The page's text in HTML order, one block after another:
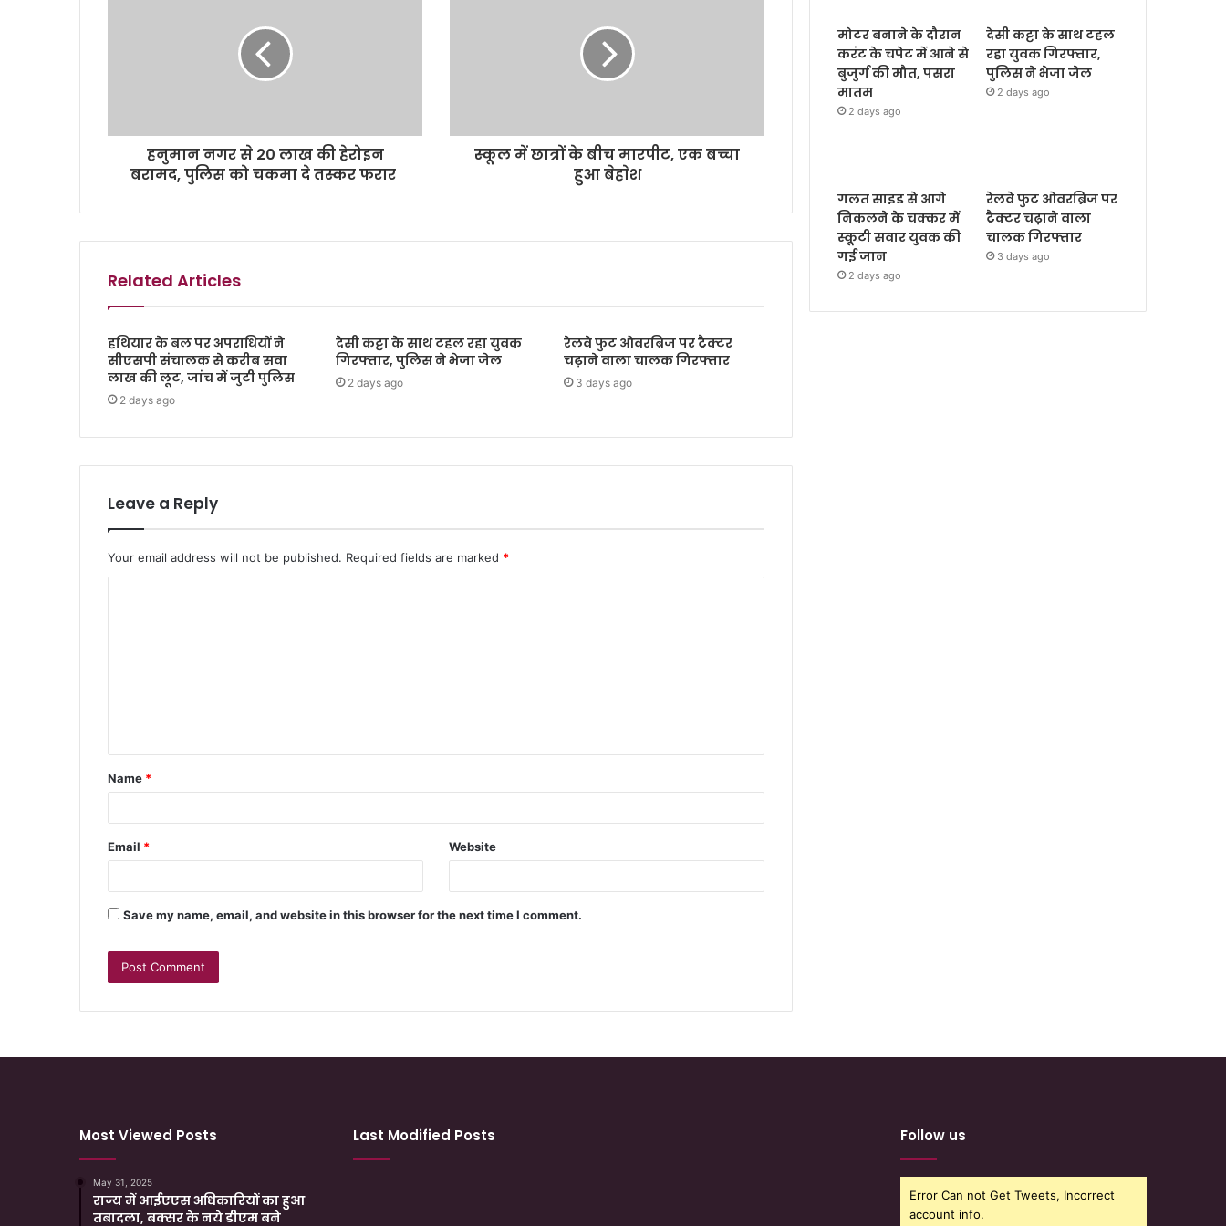
हनुमान नगर से 20 लाख की हेरोइन
बरामद, पुलिस को चकमा दे तस्कर फरार
स्कूल में छात्रों के बीच मारपीट, एक बच्चा
हुआ बेहाेश
Related Articles
हथियार के बल पर अपराधियों ने
सीएसपी संचालक से करीब सवा
लाख की लूट, जांच में जुटी पुलिस
2 days ago
देसी कट्टा के साथ टहल रहा युवक
गिरफ्तार, पुलिस ने भेजा जेल
2 days ago
रेलवे फुट ओवरब्रिज पर ट्रैक्टर
चढ़ाने वाला चालक गिरफ्तार
3 days ago
Leave a Reply
Your email address will not be published. Required fields are marked *
Name *
Email * Website
Save my name, email, and website in this browser for the next time I comment.
मोटर बनाने के दौरान
करंट के चपेट में आने से
बुजुर्ग की मौत, पसरा
मातम
2 days ago
देसी कट्टा के साथ टहल
रहा युवक गिरफ्तार,
पुलिस ने भेजा जेल
2 days ago
गलत साइड से आगे
निकलने के चक्कर में
स्कूटी सवार युवक की
गई जान
2 days ago
रेलवे फुट ओवरब्रिज पर
ट्रैक्टर चढ़ाने वाला
चालक गिरफ्तार
3 days ago
Most Viewed Posts
May 31, 2025
राज्य में आईएएस अधिकारियों का हुआ
तबादला, बक्सर के नये डीएम बने
Last Modified Posts Follow us
Error Can not Get Tweets, Incorrect
account info.